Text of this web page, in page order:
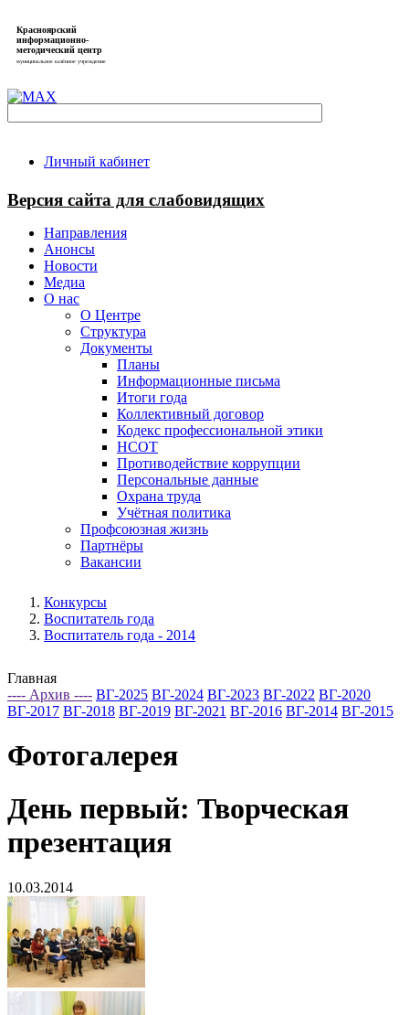
Красноярский
информационно-
методический центр
муниципальное казённое учреждение
Личный кабинет
Версия сайта для слабовидящих
Направления
Анонсы
Новости
Медиа
О нас
О Центре
Структура
Документы
Планы
Информационные письма
Итоги года
Коллективный договор
Кодекс профессиональной этики
НСОТ
Противодействие коррупции
Персональные данные
Охрана труда
Учётная политика
Профсоюзная жизнь
Партнёры
Вакансии
Конкурсы
Воспитатель года
Воспитатель года - 2014
Главная
---- Архив ---- ВГ-2025 ВГ-2024 ВГ-2023 ВГ-2022 ВГ-2020
ВГ-2017 ВГ-2018 ВГ-2019 ВГ-2021 ВГ-2016 ВГ-2014 ВГ-2015
Фотогалерея
День первый: Творческая
презентация
10.03.2014